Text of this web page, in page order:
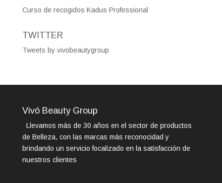
Curso de recogidos Kadus Professional
TWITTER
Tweets by vivobeautygroup
Vivó Beauty Group
Llevamos más de 30 años en el sector de productos
de Belleza, con las marcas más reconocidad y
brindando un servicio focalizado en la satisfacción de
nuestros clientes